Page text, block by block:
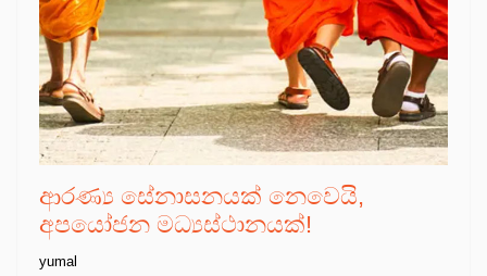
ආරණ්‍ය සේනාසනයක් නෙවෙයි,
අපයෝජන මධ්‍යස්ථානයක්!
yumal